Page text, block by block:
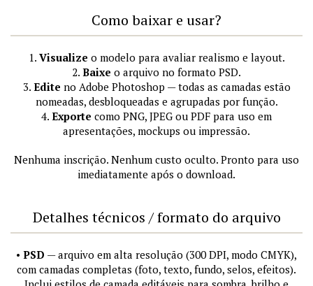
Como baixar e usar?
1. Visualize o modelo para avaliar realismo e layout.
2. Baixe o arquivo no formato PSD.
3. Edite no Adobe Photoshop — todas as camadas estão
nomeadas, desbloqueadas e agrupadas por função.
4. Exporte como PNG, JPEG ou PDF para uso em
apresentações, mockups ou impressão.
Nenhuma inscrição. Nenhum custo oculto. Pronto para uso
imediatamente após o download.
Detalhes técnicos / formato do arquivo
• PSD — arquivo em alta resolução (300 DPI, modo CMYK),
com camadas completas (foto, texto, fundo, selos, efeitos).